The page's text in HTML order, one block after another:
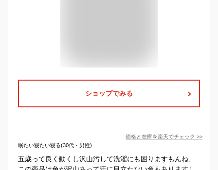
ショップでみる
価格と在庫を楽天でチェック >>
眠たい寝たい寝る(30代・男性)
五歳って良く動くし沢山汚して洗濯にも困りますもんね、